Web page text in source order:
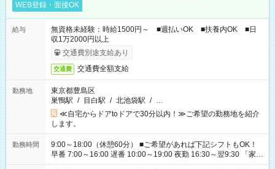
WEB登録・面接OK
給与
無資格未経験：時給1500円～ ■週払いOK ■扶養内OK ■日
収1万2000円以上
交通費別途支給あり
交通費 交通費全額支給
勤務地
東京都豊島区
巣鴨駅 / 目白駅 / 北池袋駅 / …
≪自宅からドアtoドアで30分以内！≫ご希望の勤務地を紹介
します。
勤務時間
9:00～18:00（休憩60分） ■ご希望があれば下記シフトもOK！
早番 7:00～16:00 遅番 10:00～19:00 夜勤 16:30～翌9:30 「家族
と休みを合わせたい」 「余裕を持って夕飯の準備がしたい」